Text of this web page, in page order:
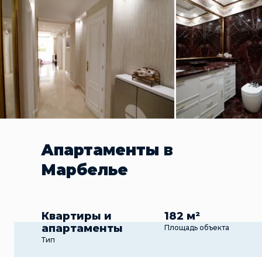
Апартаменты в
Марбелье
Квартиры и
апартаменты
Тип
182 м²
Площадь объекта